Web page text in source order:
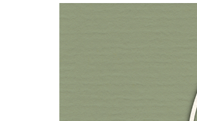
Rhodobacter, sowie 100% vegane
einem großen Reichtum an
Alkaloiden und Curcuminoiden. Er
(80% Silymarin davon 30%
Löwenzahn, Curcuma (als
200 weiteren bioaktiven Curcuma-